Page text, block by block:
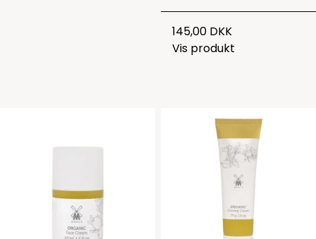
145,00 DKK
Vis produkt